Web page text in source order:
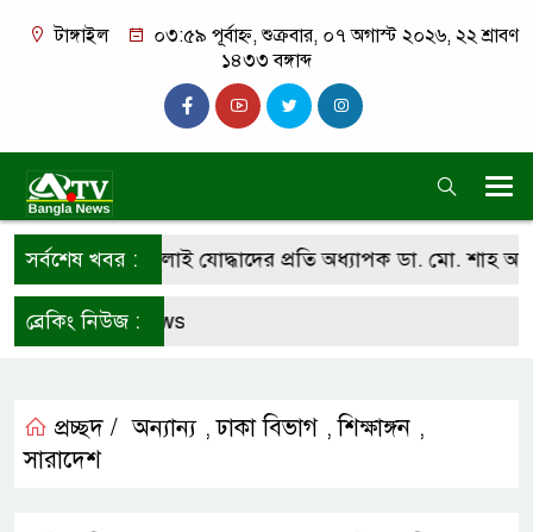
টাঙ্গাইল
০৩:৫৯ পূর্বাহ্ন, শুক্রবার, ০৭ অগাস্ট ২০২৬, ২২ শ্রাবণ
১৪৩৩ বঙ্গাব্দ
সর্বশেষ খবর :
পরিবার ও জুলাই যোদ্ধাদের প্রতি অধ্যাপক ডা. মো. শাহ আলম
ব্রেকিং নিউজ :
Bangla News
প্রচ্ছদ / অন্যান্য ,ঢাকা বিভাগ ,শিক্ষাঙ্গন ,
সারাদেশ